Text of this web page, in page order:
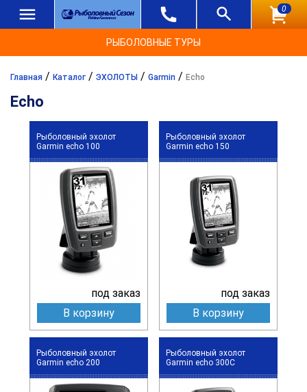
0
РЫБОЛОВНЫЕ ТУРЫ
Главная / Каталог / ЭХОЛОТЫ / Garmin / Echo
Echo
Рыболовный эхолот
Garmin echo 100
под заказ
В корзину
Рыболовный эхолот
Garmin echo 150
под заказ
В корзину
Рыболовный эхолот
Garmin echo 200
Рыболовный эхолот
Garmin echo 300С